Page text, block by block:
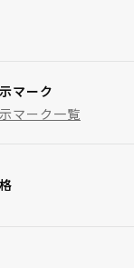
マーク
マーク一覧